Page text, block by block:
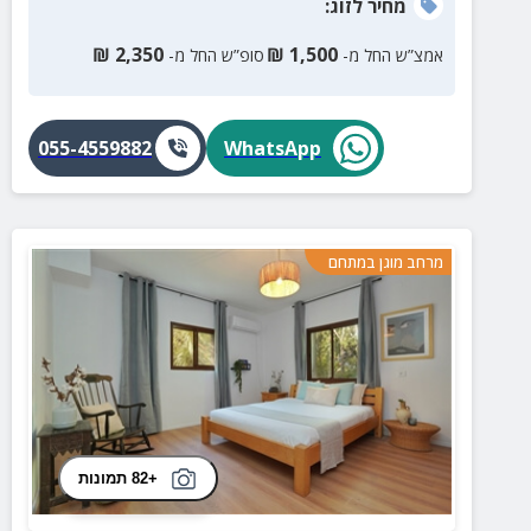
מחירלזוג:
אמצ”ש החל מ- 1,500
₪ סופ”ש החל מ- 2,350
₪
WhatsApp
055-4559882
מרחב מוגן במתחם
+82 תמונות